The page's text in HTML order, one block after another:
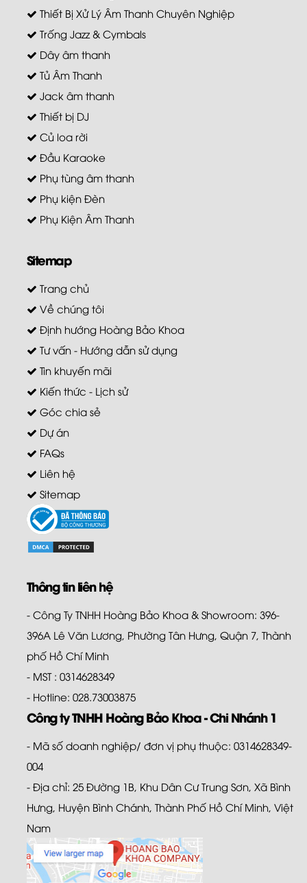
Thiết Bị Xử Lý Âm Thanh Chuyên Nghiệp
Trống Jazz & Cymbals
Dây âm thanh
Tủ Âm Thanh
Jack âm thanh
Thiết bị DJ
Củ loa rời
Đầu Karaoke
Phụ tùng âm thanh
Phụ kiện Đèn
Phụ Kiện Âm Thanh
Sitemap
Trang chủ
Về chúng tôi
Định hướng Hoàng Bảo Khoa
Tư vấn - Hướng dẫn sử dụng
Tin khuyến mãi
Kiến thức - Lịch sử
Góc chia sẻ
Dự án
FAQs
Liên hệ
Sitemap
Thông tin liên hệ
- Công Ty TNHH Hoàng Bảo Khoa & Showroom: 396-
396A Lê Văn Lương, Phường Tân Hưng, Quận 7, Thành
phố Hồ Chí Minh
- MST : 0314628349
- Hotline: 028.73003875
Công ty TNHH Hoàng Bảo Khoa - Chi Nhánh 1
- Mã số doanh nghiệp/ đơn vị phụ thuộc: 0314628349-
004
- Địa chỉ: 25 Đường 1B, Khu Dân Cư Trung Sơn, Xã Bình
Hưng, Huyện Bình Chánh, Thành Phố Hồ Chí Minh, Việt
Nam